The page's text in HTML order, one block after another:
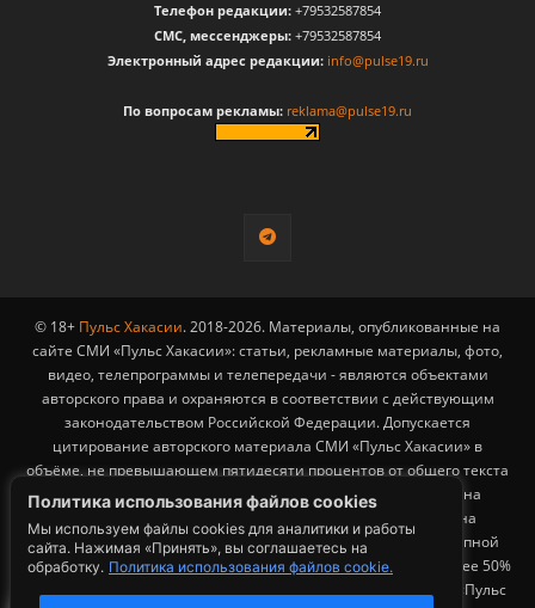
Политика использования файлов cookies
Мы используем файлы cookies для аналитики и работы
сайта. Нажимая «Принять», вы соглашаетесь на
обработку. Политика использования файлов cookie.
Телефон редакции: +79532587854
CМС, мессенджеры: +79532587854
Электронный адрес редакции: info@pulse19.ru
По вопросам рекламы: reklama@pulse19.ru
© 18+ Пульс Хакасии. 2018-2026. Материалы, опубликованные на
сайте СМИ «Пульс Хакасии»: статьи, рекламные материалы, фото,
видео, телепрограммы и телепередачи - являются объектами
авторского права и охраняются в соответствии с действующим
законодательством Российской Федерации. Допускается
цитирование авторского материала СМИ «Пульс Хакасии» в
объёме, не превышающем пятидесяти процентов от общего текста
публикации с обязательным размещением гиперссылки на
страницу заимствования материала. Гиперссылка должна
размещаться в тексте цитируемого материала и быть доступной
для индексации поисковыми системами. Заимствование более 50%
общего объема материала, опубликованного на сайте СМИ «Пульс